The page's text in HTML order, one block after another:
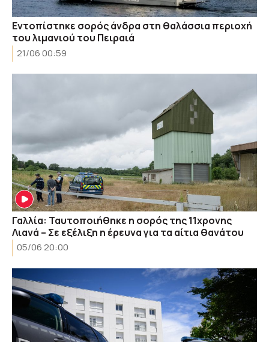
Εντοπίστηκε σορός άνδρα στη θαλάσσια περιοχή
του λιμανιού του Πειραιά
21/06 00:59
Γαλλία: Ταυτοποιήθηκε η σορός της 11χρονης
Λιανά – Σε εξέλιξη η έρευνα για τα αίτια θανάτου
05/06 20:00